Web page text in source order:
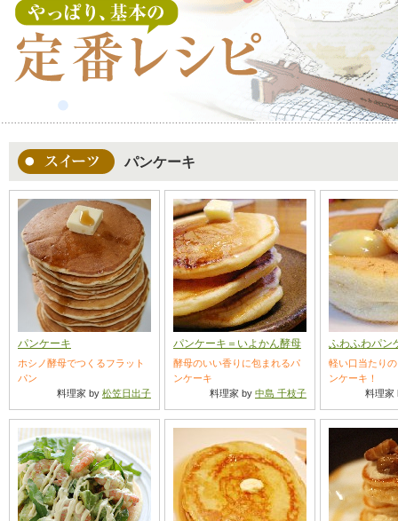
パンケーキ
パンケーキ
ホシノ酵母でつくるフラット
パン
料理家 by 松笠日出子
パンケーキ＝いよかん酵母
酵母のいい香りに包まれるパ
ンケーキ
料理家 by 中島 千枝子
ふわふわパン
軽い口当たり
ンケーキ！
料理